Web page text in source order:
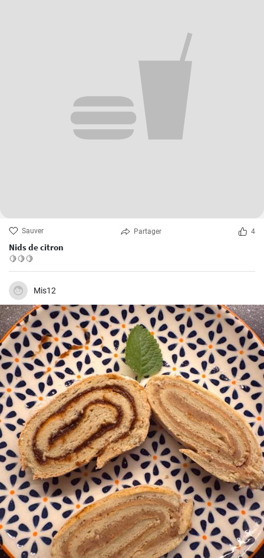
Sauver Partager 4
Nids de citron
🍋🍋🍋
Mis12